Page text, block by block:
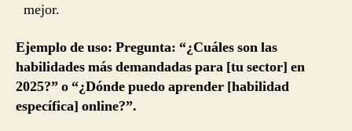
mejor.
Ejemplo de uso: Pregunta: “¿Cuáles son las
habilidades más demandadas para [tu sector] en
2025?” o “¿Dónde puedo aprender [habilidad
específica] online?”.